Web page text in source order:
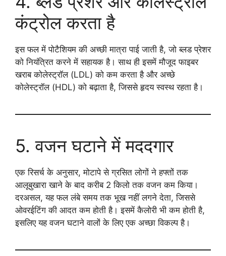
कंट्रोल करता है
इस फल में पोटैशियम की अच्छी मात्रा पाई जाती है, जो ब्लड प्रेशर
को नियंत्रित करने में सहायक है। साथ ही इसमें मौजूद फाइबर
खराब कोलेस्ट्रॉल (LDL) को कम करता है और अच्छे
कोलेस्ट्रॉल (HDL) को बढ़ाता है, जिससे हृदय स्वस्थ रहता है।
5. वजन घटाने में मददगार
एक रिसर्च के अनुसार, मोटापे से ग्रसित लोगों ने हफ्तों तक
आलूबुखारा खाने के बाद करीब 2 किलो तक वजन कम किया।
दरअसल, यह फल लंबे समय तक भूख नहीं लगने देता, जिससे
ओवरईटिंग की आदत कम होती है। इसमें कैलोरी भी कम होती है,
इसलिए यह वजन घटाने वालों के लिए एक अच्छा विकल्प है।